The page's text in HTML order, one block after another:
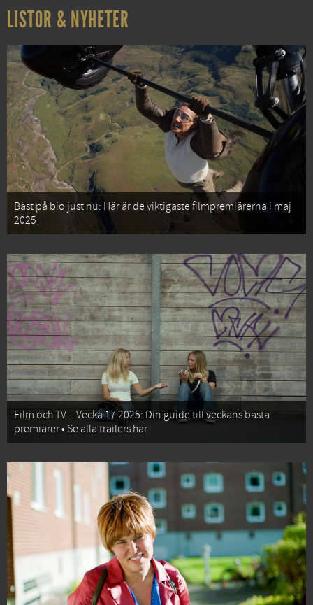
LISTOR & NYHETER
Bäst på bio just nu: Här är de viktigaste filmpremiärerna i maj
2025
Film och TV – Vecka 17 2025: Din guide till veckans bästa
premiärer • Se alla trailers här